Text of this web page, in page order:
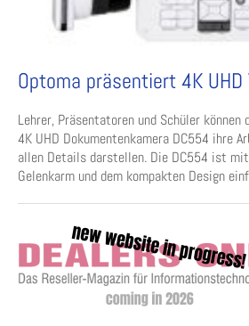
Optoma präsentiert 4K
Lehrer, Präsentatoren und Schüler können
4K UHD Dokumentenkamera DC554 ihre
allen Details darstellen. Die DC554 ist
Gelenkarm und dem kompakten Design